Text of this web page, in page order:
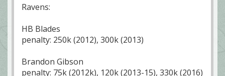
Ravens:
HB Blades
penalty: 250k (2012), 300k (2013)
Brandon Gibson
penalty: 75k (2012k), 120k (2013-15), 330k (2016)